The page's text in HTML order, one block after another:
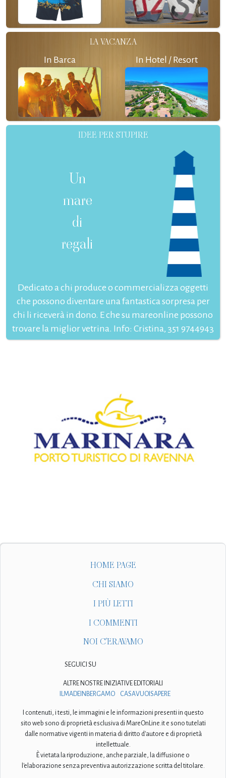
LA VACANZA
In Barca In Hotel / Resort
IDEE PER STUPIRE
Un
mare
di
regali
Dedicato a chi produce o commercializza oggetti
che possono diventare una fantastica sorpresa per
chi li riceverà in dono. E che su mareonline possono
trovare la miglior vetrina. Info: Cristina, 351 9744943
HOME PAGE
CHI SIAMO
I PIÙ LETTI
I COMMENTI
NOI C'ERAVAMO
SEGUICI SU
ALTRE NOSTRE INIZIATIVE EDITORIALI
ILMADEINBERGAMO
CASAVUOISAPERE
I contenuti, i testi, le immagini e le informazioni presenti in questo
sito web sono di proprietà esclusiva di MareOnLine.it e sono tutelati
dalle normative vigenti in materia di diritto d'autore e di proprietà
intellettuale.
È vietata la riproduzione, anche parziale, la diffusione o
l'elaborazione senza preventiva autorizzazione scritta del titolare.